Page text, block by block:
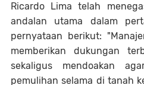
Ricardo Lima telah
andalan utama dalam
pernyataan berikut:
memberikan dukungan
sekaligus mendoakan
pemulihan selama di tanah